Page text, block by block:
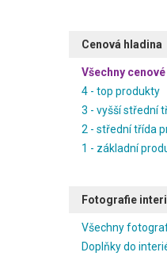
Cenová hladina
Všechny
4 - top produkty
3 - vyšší střední
2 - střední třída
1 - základní
Fotografie
Všechny
Doplňky do